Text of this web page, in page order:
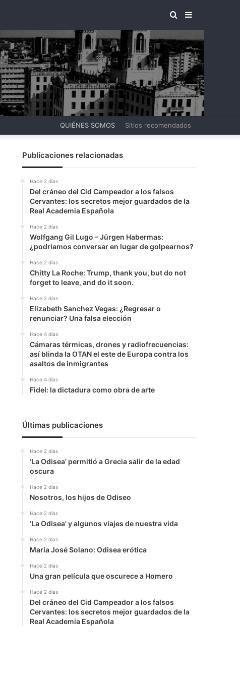
BARRA
LATERAL
BUSCAR
POR
QUIÉNES SOMOS Sitios recomendados
Publicaciones relacionadas
Hace 2 días
Del cráneo del Cid Campeador a los falsos
Cervantes: los secretos mejor guardados de la
Real Academia Española
Hace 2 días
Wolfgang Gil Lugo – Jürgen Habermas:
¿podríamos conversar en lugar de golpearnos?
Hace 2 días
Chitty La Roche: Trump, thank you, but do not
forget to leave, and do it soon.
Hace 2 días
Elizabeth Sanchez Vegas: ¿Regresar o
renunciar? Una falsa elección
Hace 4 días
Cámaras térmicas, drones y radiofrecuencias:
así blinda la OTAN el este de Europa contra los
asaltos de inmigrantes
Hace 4 días
Fidel: la dictadura como obra de arte
Últimas publicaciones
Hace 2 días
‘La Odisea’ permitió a Grecia salir de la edad
oscura
Hace 2 días
Nosotros, los hijos de Odiseo
Hace 2 días
‘La Odisea’ y algunos viajes de nuestra vida
Hace 2 días
María José Solano: Odisea erótica
Hace 2 días
Una gran película que oscurece a Homero
Hace 2 días
Del cráneo del Cid Campeador a los falsos
Cervantes: los secretos mejor guardados de la
Real Academia Española